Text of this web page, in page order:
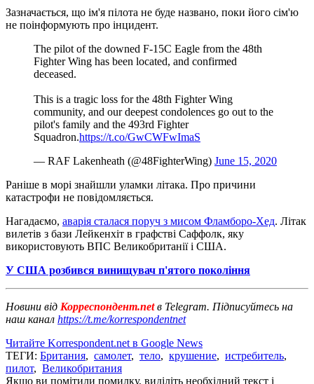
Зазначається, що ім'я пілота не буде названо, поки його сім'ю
не поінформують про інцидент.
The pilot of the downed F-15C Eagle from the 48th
Fighter Wing has been located, and confirmed
deceased.
This is a tragic loss for the 48th Fighter Wing
community, and our deepest condolences go out to the
pilot's family and the 493rd Fighter
Squadron.https://t.co/GwCWFwImaS
— RAF Lakenheath (@48FighterWing) June 15, 2020
Раніше в морі знайшли уламки літака. Про причини
катастрофи не повідомляється.
Нагадаємо, аварія сталася поруч з мисом Фламборо-Хед. Літак
вилетів з бази Лейкенхіт в графстві Саффолк, яку
використовують ВПС Великобританії і США.
У США розбився винищувач п'ятого покоління
Новини від Корреспондент.netв Telegram. Підписуйтесь на
наш канал https://t.me/korrespondentnet
Читайте Korrespondent.net в Google News
ТЕГИ: Британия, самолет, тело, крушение, истребитель,
пилот, Великобритания
Якщо ви помітили помилку, виділіть необхідний текст і